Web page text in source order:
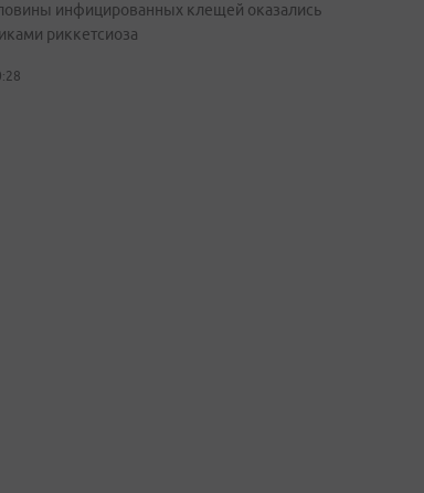
инфицированных клещей оказались
риккетсиоза